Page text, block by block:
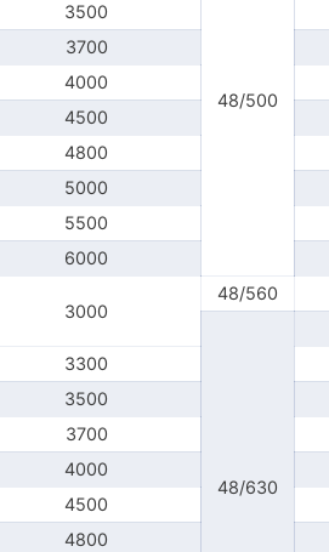
48/500
3500
3700
4000
4500
4800
5000
5500
6000
3000
48/560
48/630
3300
3500
3700
4000
4500
4800